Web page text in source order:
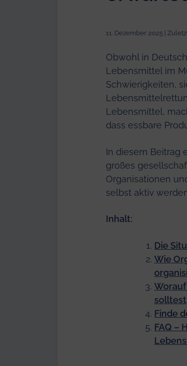
11. Dezember 2025 |
Obwohl in
Lebensmittel im
Schwierigkeiten,
Lebensmittel,
dass essbare
In diesem Beitrag
großes
Organisationen
selbst aktiv
Inhalt:
Die
Wie
solltest
Finde
FAQ –